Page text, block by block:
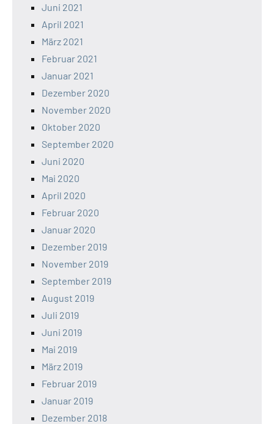
Juni 2021
April 2021
März 2021
Februar 2021
Januar 2021
Dezember 2020
November 2020
Oktober 2020
September 2020
Juni 2020
Mai 2020
April 2020
Februar 2020
Januar 2020
Dezember 2019
November 2019
September 2019
August 2019
Juli 2019
Juni 2019
Mai 2019
März 2019
Februar 2019
Januar 2019
Dezember 2018